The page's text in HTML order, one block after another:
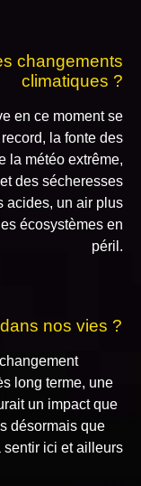
changements
climatiques ?
en ce moment se
la fonte des
la météo extrême,
des sécheresses
acides, un air plus
écosystèmes en
péril.
nos vies ?
long terme, une
un impact que
désormais que
sentir ici et ailleurs